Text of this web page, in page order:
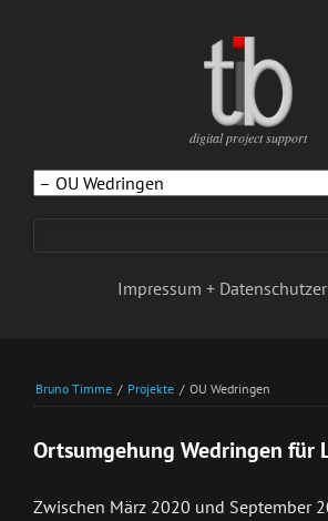
digital project support
Impressum +
Bruno Timme / Projekte / OU Wedringen
Ortsumgehung Wedringen für
Zwischen März 2020 und September